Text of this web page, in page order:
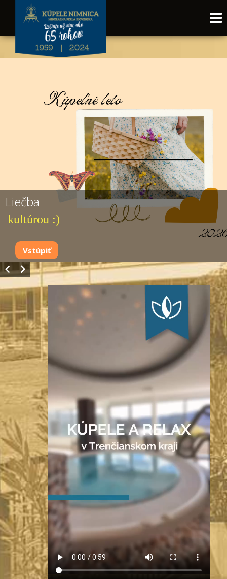
Liečba
kultúrou :)
Vstúpiť